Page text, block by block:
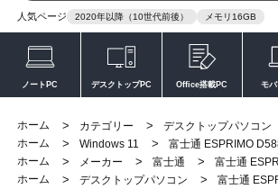
人気ページ 2020年以降（10世代前後） メモリ16GB
ノートPC デスクトップPC Office搭載PC モ
ホーム > カテゴリー > デスクトップパソコン
ホーム
> Windows 11 >
富士通 ESPRIMO
ホーム
> メーカー > 富士通 >
富士通
ホーム
> デスクトップパソコン >
富士通